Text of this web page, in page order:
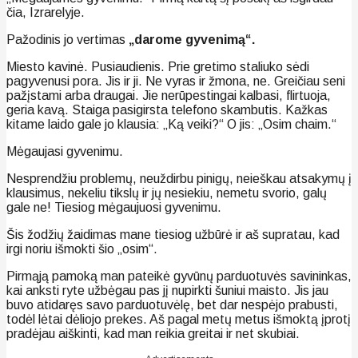
čia, Izrarelyje.
Pažodinis jo vertimas „darome gyvenimą“.
Miesto kavinė. Pusiaudienis. Prie gretimo staliuko sėdi
pagyvenusi pora. Jis ir ji. Ne vyras ir žmona, ne. Greičiau seni
pažįstami arba draugai. Jie nerūpestingai kalbasi, flirtuoja,
geria kavą. Staiga pasigirsta telefono skambutis. Kažkas
kitame laido gale jo klausia: „Ką veiki?“ O jis: „Osim chaim.“
Mėgaujasi gyvenimu.
Nesprendžiu problemų, neuždirbu pinigų, neieškau atsakymų į
klausimus, nekeliu tikslų ir jų nesiekiu, nemetu svorio, galų
gale ne! Tiesiog mėgaujuosi gyvenimu.
Šis žodžių žaidimas mane tiesiog užbūrė ir aš supratau, kad
irgi noriu išmokti šio „osim“.
Pirmąją pamoką man pateikė gyvūnų parduotuvės savininkas,
kai anksti ryte užbėgau pas jį nupirkti šuniui maisto. Jis jau
buvo atidaręs savo parduotuvėlę, bet dar nespėjo prabusti,
todėl lėtai dėliojo prekes. Aš pagal metų metus išmoktą įprotį
pradėjau aiškinti, kad man reikia greitai ir net skubiai.